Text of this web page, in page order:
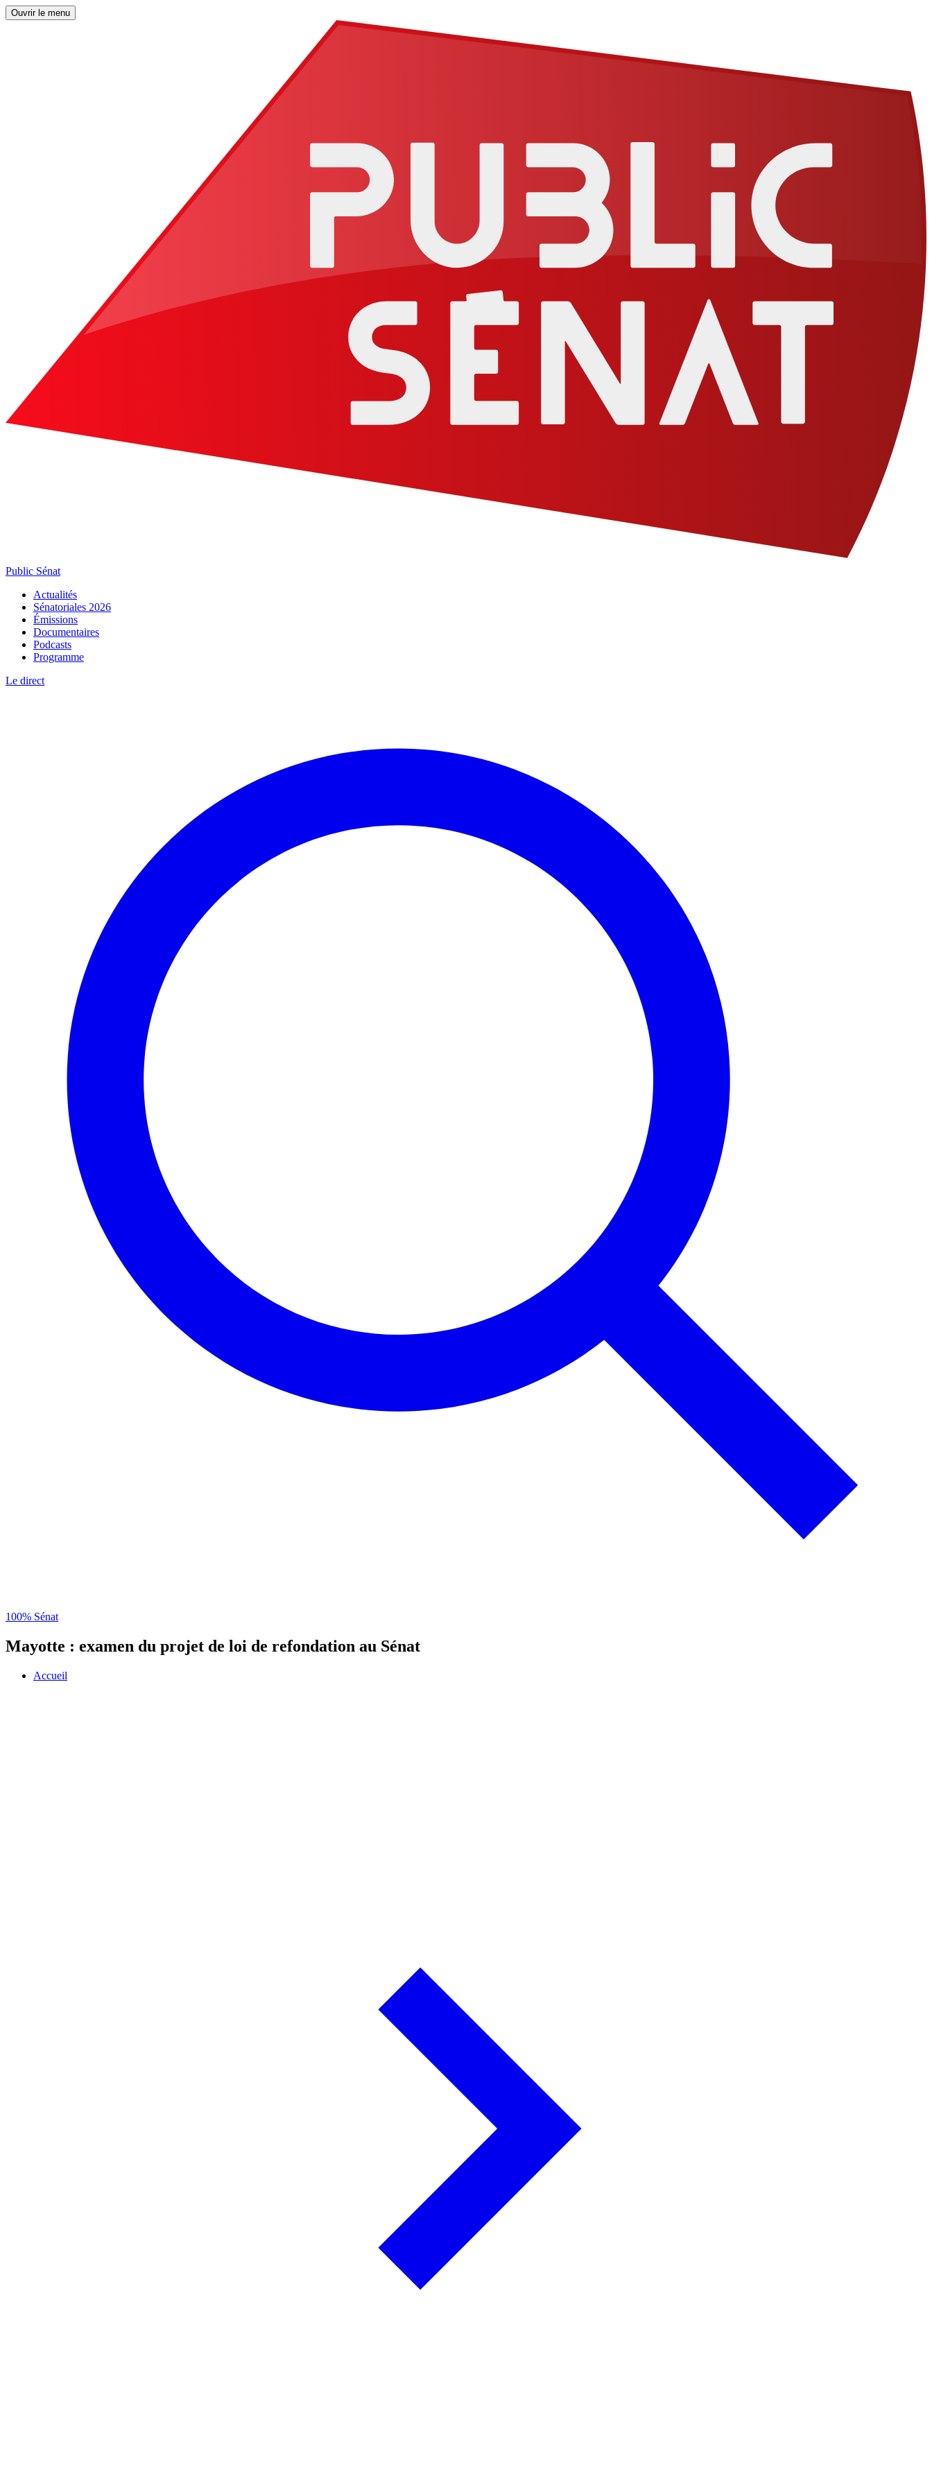
Ouvrir le menu
Public Sénat
Actualités
Sénatoriales 2026
Émissions
Documentaires
Podcasts
Programme
Le direct
100% Sénat
Mayotte : examen du projet de loi de refondation au Sénat
Accueil